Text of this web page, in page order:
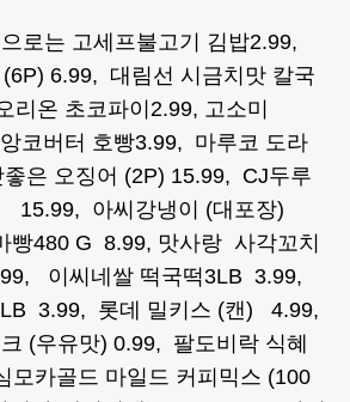
로는 고세프불고기 김밥2.99,
6.99, 대림선 시금치맛 칼국
온 초코파이2.99, 고소미
코버터 호빵3.99, 마루코 도라
은 오징어 (2P) 15.99, CJ두루
15.99, 아씨강냉이 (대포장)
빵480 G 8.99, 맛사랑 사각꼬치
이씨네쌀 떡국떡3LB 3.99,
3.99, 롯데 밀키스 (캔) 4.99,
(우유맛) 0.99, 팔도비락 식혜
카골드 마일드 커피믹스 (100